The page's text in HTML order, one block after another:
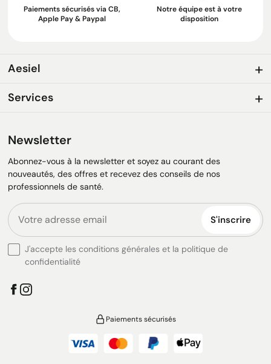
Paiements sécurisés via CB,
Apple Pay & Paypal
Notre équipe est à votre
disposition
Aesiel
Services
Newsletter
Abonnez-vous à la newsletter et soyez au courant des
nouveautés, des offres et recevez des conseils de nos
professionnels de santé.
S'inscrire
J'accepte les conditions générales et la politique de
confidentialité
Paiements sécurisés